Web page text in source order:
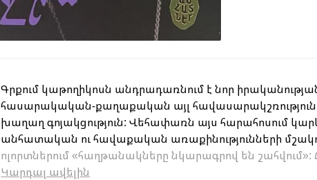
Գրքում կաթողիկոսն անդրադառնում է նոր
հասարակական-քաղաքական այլ
խաղաղ գոյակցություն: Վեհափառն այս հարահոսում
անհատական ու հավաքական առաքինությունների
ոլորտներում «հաղթանակները նկարագրով են շահվում»:
Կարդալ ավելին